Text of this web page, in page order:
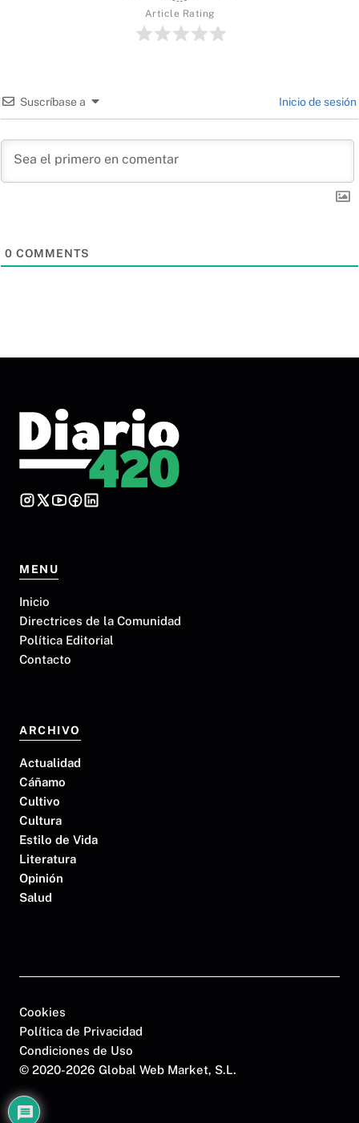
Article Rating
Suscríbase a Inicio de sesión
0 COMMENTS
MENU
Inicio
Directrices de la Comunidad
Política Editorial
Contacto
ARCHIVO
Actualidad
Cáñamo
Cultivo
Cultura
Estilo de Vida
Literatura
Opinión
Salud
© 2020-2026 Global Web Market, S.L.
Cookies
Política de Privacidad
Condiciones de Uso